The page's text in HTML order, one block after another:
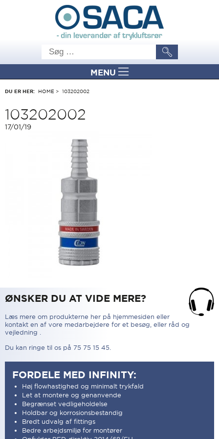
MENU
DU ER HER: HOME > 103202002
103202002
17/01/19
ØNSKER DU AT VIDE MERE?
Læs mere om produkterne her på hjemmesiden eller
kontakt en af vore medarbejdere for et besøg, eller råd og
vejledning .
Du kan ringe til os på 75 75 15 45.
FORDELE MED INFINITY:
Høj flowhastighed og minimalt trykfald
Let at montere og genanvende
Begrænset vedligeholdelse
Holdbar og korrosionsbestandig
Bredt udvalg af fittings
Bedre arbejdsmiljø for montører